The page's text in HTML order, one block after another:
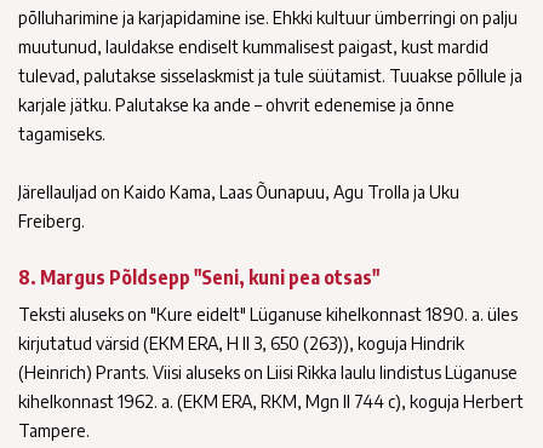
põlluharimine ja karjapidamine ise. Ehkki kultuur ümberringi on palju
muutunud, lauldakse endiselt kummalisest paigast, kust mardid
tulevad, palutakse sisselaskmist ja tule süütamist. Tuuakse põllule ja
karjale jätku. Palutakse ka ande – ohvrit edenemise ja õnne
tagamiseks.
Järellauljad on Kaido Kama, Laas Õunapuu, Agu Trolla ja Uku
Freiberg.
8. Margus Põldsepp "Seni, kuni pea otsas"
Teksti aluseks on "Kure eidelt" Lüganuse kihelkonnast 1890. a. üles
kirjutatud värsid (EKM ERA, H II 3, 650 (263)), koguja Hindrik
(Heinrich) Prants. Viisi aluseks on Liisi Rikka laulu lindistus Lüganuse
kihelkonnast 1962. a. (EKM ERA, RKM, Mgn II 744 c), koguja Herbert
Tampere.